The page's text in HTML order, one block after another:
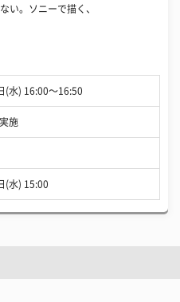
い。ソニーで描く、
(水) 16:00〜16:50
施
(水) 15:00